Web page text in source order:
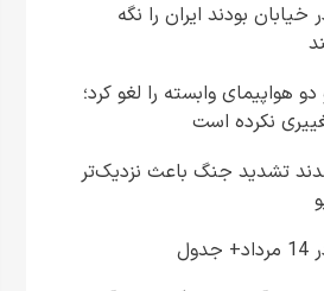
بودند ایران را نگه
هواپیمای وابسته را لغو کرد؛
نکرده است
تشدید جنگ باعث نزدیک‌تر